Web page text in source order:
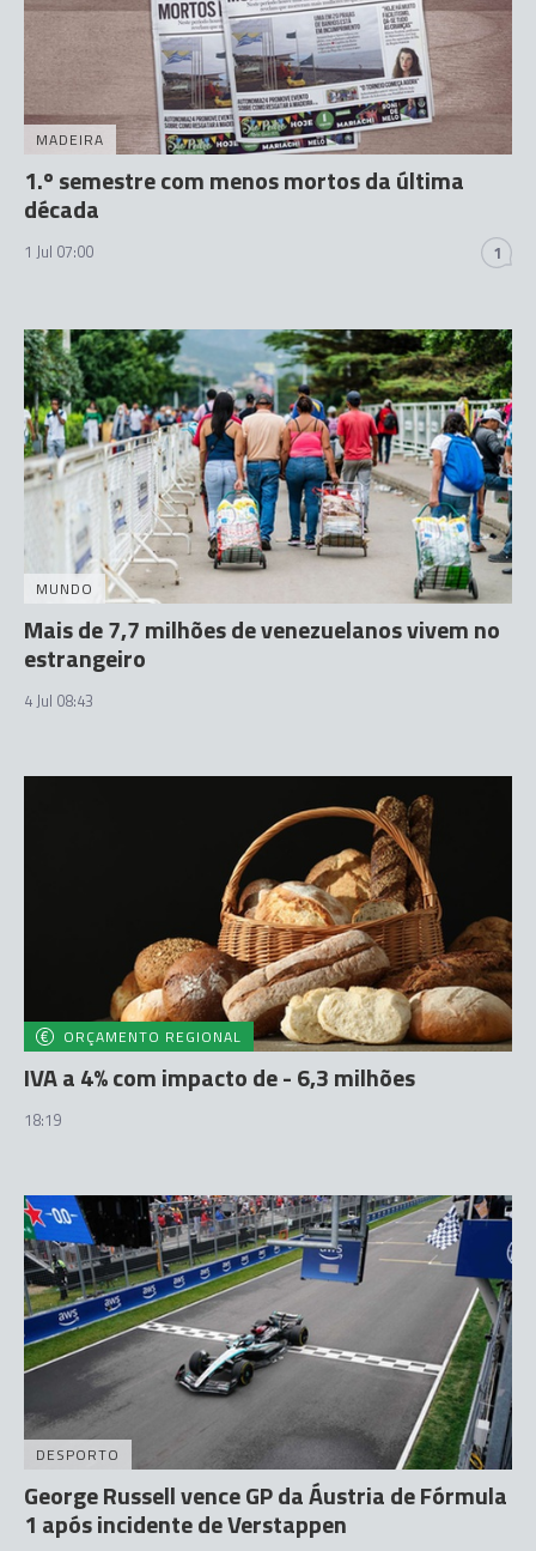
MADEIRA
1.º semestre com menos mortos da última
década
1 Jul 07:00 1
MUNDO
Mais de 7,7 milhões de venezuelanos vivem no
estrangeiro
4 Jul 08:43
ORÇAMENTO REGIONAL
IVA a 4% com impacto de - 6,3 milhões
18:19
DESPORTO
George Russell vence GP da Áustria de Fórmula
1 após incidente de Verstappen